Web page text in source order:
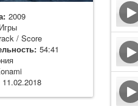
2009
Игры
/ Score
54:41
11.02.2018